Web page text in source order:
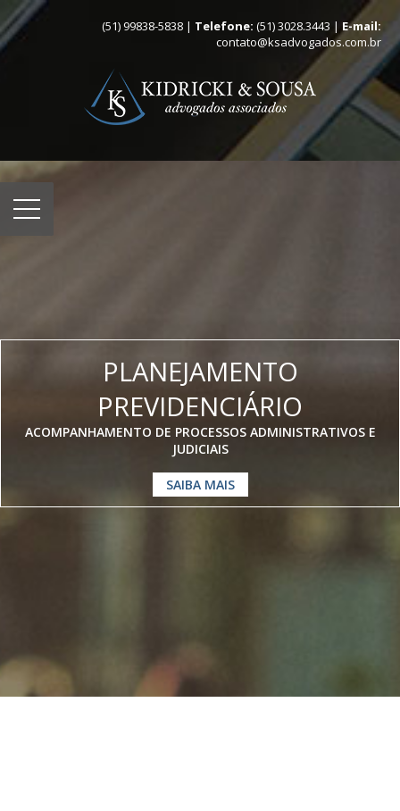
(51) 99838-5838 | Telefone: (51) 3028.3443 | E-mail:
contato@ksadvogados.com.br
PLANEJAMENTO
PREVIDENCIÁRIO
ACOMPANHAMENTO DE PROCESSOS ADMINISTRATIVOS E
JUDICIAIS
SAIBA MAIS